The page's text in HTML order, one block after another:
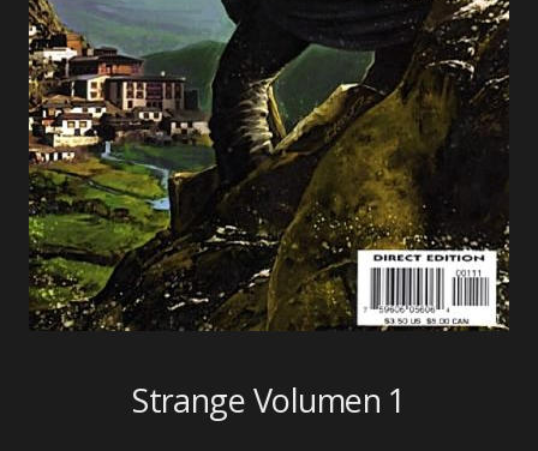
Strange Volumen 1